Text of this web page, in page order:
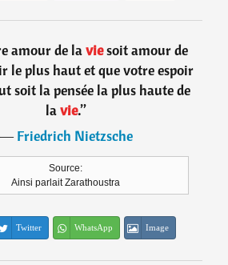
amour de laviesoit amour de
le plus haut et que votre espoir
soit la pensée la plus haute de
lavie.”
Friedrich Nietzsche
Source:
Ainsi parlait Zarathoustra
Twitter WhatsApp Image